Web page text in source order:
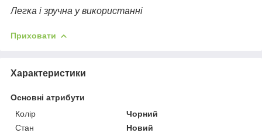
Легка і зручна у використанні
Приховати
Характеристики
Основні атрибути
Колір
Чорний
Стан
Новий